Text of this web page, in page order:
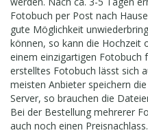
Fotobuch per Post nach
gute Möglichkeit
können, so kann die Hochzeit
einem einzigartigen Fotobuch
erstelltes Fotobuch lässt sich
meisten Anbieter speichern
Server, so brauchen die
Bei der Bestellung mehrerer
auch noch einen